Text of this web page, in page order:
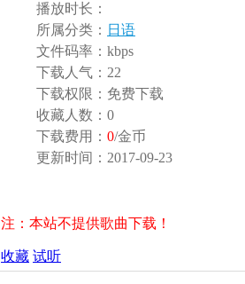
播放时长：
所属分类： 日语
文件码率： kbps
下载人气： 22
下载权限： 免费下载
收藏人数： 0
下载费用： 0/金币
更新时间： 2017-09-23
注：本站不提供歌曲下载！
收藏 试听